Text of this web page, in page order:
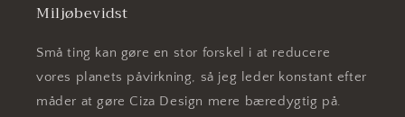
Miljøbevidst
Små ting kan gøre en stor forskel i at reducere
vores planets påvirkning, så jeg leder konstant efter
måder at gøre Ciza Design mere bæredygtig på.